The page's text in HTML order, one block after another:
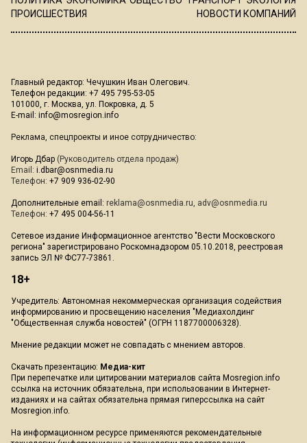
ПРОИСШЕСТВИЯ
НОВОСТИ КОМПАНИЙ
Главный редактор: Чечушкин Иван Олегович.
Телефон редакции: +7 495 795-53-05
101000, г. Москва, ул. Покровка, д. 5
E-mail: info@mosregion.info
Реклама, спецпроекты и иное сотрудничество:
Игорь Дбар (Руководитель отдела продаж)
Email: i.dbar@osnmedia.ru
Телефон: +7 909 936-02-90
Дополнительные email: reklama@osnmedia.ru, adv@osnmedia.ru
Телефон: +7 495 004-56-11
Сетевое издание Информационное агентство "Вести Московского
региона" зарегистрировано Роскомнадзором 05.10.2018, реестровая
запись ЭЛ № ФС77-73861.
18+
Учредитель: Автономная некоммерческая организация содействия
информированию и просвещению населения "Медиахолдинг
"Общественная служба новостей" (ОГРН 1187700006328).
Мнение редакции может не совпадать с мнением авторов.
Скачать презентацию: Медиа-кит
При перепечатке или цитировании материалов сайта Mosregion.info
ссылка на источник обязательна, при использовании в Интернет-
изданиях и на сайтах обязательна прямая гиперссылка на сайт
Mosregion.info.
На информационном ресурсе применяются рекомендательные